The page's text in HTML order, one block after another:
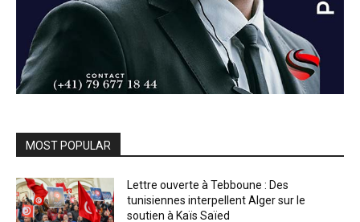
MOST POPULAR
Lettre ouverte à Tebboune : Des
tunisiennes interpellent Alger sur le
soutien à Kaïs Saïed